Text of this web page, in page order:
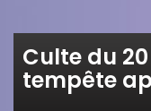
Culte du
tempête